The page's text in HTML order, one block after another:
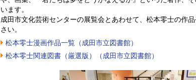
います。
成田市文化芸術センターの展覧会とあわせて、松本零士の作
さい。
松本零士漫画作品一覧（成田市立図書館）
松本零士関連図書（厳選版）（成田市立図書館）